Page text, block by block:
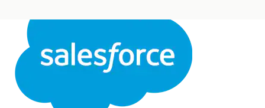
Sluiten Sluiten